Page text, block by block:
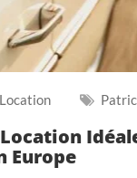
Location
Europe